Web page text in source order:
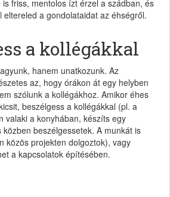
friss, mentolos ízt érzel a szádban, és
eltereled a gondolataidat az éhségről.
a kollégákkal
hanem unatkozunk. Az
az, hogy órákon át egy helyben
szólunk a kollégákhoz. Amikor éhes
beszélgess a kollégákkal (pl. a
valaki a konyhában, készíts egy
beszélgessetek. A munkát is
közös projekten dolgoztok), vagy
a kapcsolatok építésében.